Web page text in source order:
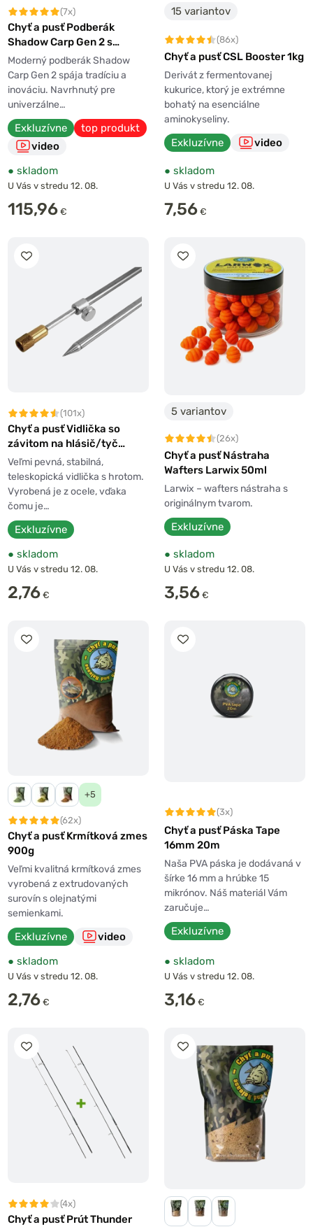
(7x)
Chyť a pusť Podberák
Shadow Carp Gen 2 s
pogumovanou sieťou 800
2diel
Moderný podberák Shadow
Carp Gen 2 spája tradíciu a
inováciu. Navrhnutý pre
univerzálne…
Exkluzívne
top produkt
video
● skladom
U Vás v stredu 12. 08.
115,96 €
15 variantov
(86x)
Chyť a pusť CSL Booster 1kg
Derivát z fermentovanej
kukurice, ktorý je extrémne
bohatý na esenciálne
aminokyseliny.
Exkluzívne video
● skladom
U Vás v stredu 12. 08.
7,56 €
(101x)
Chyť a pusť Vidlička so
závitom na hlásič/tyč
teleskopická
Veľmi pevná, stabilná,
teleskopická vidlička s hrotom.
Vyrobená je z ocele, vďaka
čomu je…
Exkluzívne
● skladom
U Vás v stredu 12. 08.
2,76 €
5 variantov
(26x)
Chyť a pusť Nástraha
Wafters Larwix 50ml
Larwix – wafters nástraha s
originálnym tvarom.
Exkluzívne
● skladom
U Vás v stredu 12. 08.
3,56 €
+5
(62x)
Chyť a pusť Krmítková zmes
900g
Veľmi kvalitná krmítková zmes
vyrobená z extrudovaných
surovín s olejnatými
semienkami.
Exkluzívne
video
● skladom
U Vás v stredu 12. 08.
2,76 €
(3x)
Chyť a pusť Páska Tape
16mm 20m
Naša PVA páska je dodávaná v
šírke 16 mm a hrúbke 15
mikrónov. Náš materiál Vám
zaručuje…
Exkluzívne
● skladom
U Vás v stredu 12. 08.
3,16 €
(4x)
Chyť a pusť Prút Thunder